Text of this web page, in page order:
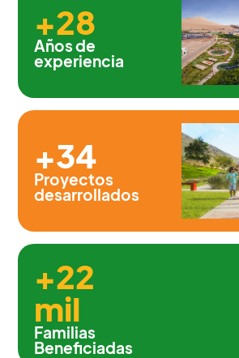
+28
Años de
experiencia
+34
Proyectos
desarrollados
+22
mil
Familias
Beneficiadas